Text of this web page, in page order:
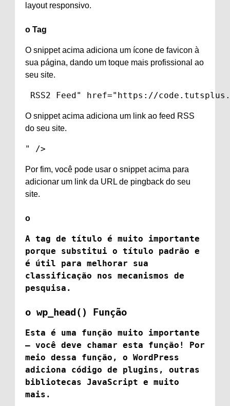
layout responsivo.
o Tag
O snippet acima adiciona um ícone de favicon à
sua página, dando um toque mais profissional ao
seu site.
RSS2 Feed" href="https://
O snippet acima adiciona um link ao feed RSS
do seu site.
" />
Por fim, você pode usar o snippet acima para
adicionar um link da URL de pingback do seu
site.
o
A tag de título é muito importante
porque substitui o título padrão e
é útil para melhorar sua
classificação nos mecanismos de
pesquisa.
o wp_head() Função
Esta é uma função muito importante
– você deve chamar esta função! Por
meio dessa função, o WordPress
adiciona código de plugins, outras
bibliotecas JavaScript e muito
mais.